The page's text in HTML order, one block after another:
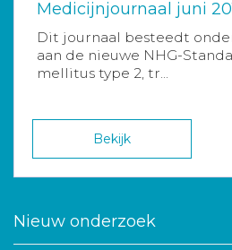
Medicijnjournaal juni
Dit journaal besteedt
aan de nieuwe NHG-
mellitus type 2, tr...
Bekijk
Nieuw onderzoek